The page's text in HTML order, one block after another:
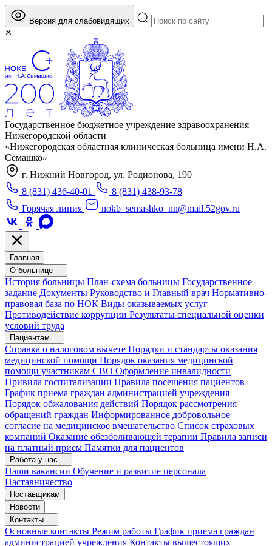
Версия для слабовидящих
Государственное бюджетное учреждение здравоохранения
Нижегородской области
«Нижегородская областная клиническая больница имени Н.А.
Семашко»
г. Нижний Новгород, ул. Родионова, 190
8 (831) 436-40-01
8 (831) 438-93-78
Горячая линия
nokb_semashko_nn@mail.52gov.ru
Главная
О больнице
История больницы План-схема больницы Государственное
задание Документы Руководство и Главный врач Нормативно-
правовая база по НОК Виды оказываемых услуг
Противодействие коррупции Результаты специальной оценки
условий труда
Пациентам
Справка о налоговом вычете Порядки и стандарты оказания
медицинской помощи Порядок оказания медицинской
помощи участникам СВО Оформление инвалидности
Привила госпитализации Правила посещения пациентов
График приема граждан администрацией учреждения
Порядок обжалования действий Порядок рассмотрения
обращений граждан Информированное добровольное
согласие на медицинское вмешательство Список страховых
компаний Оказание обезболивающей терапии Правила записи
на платный прием Памятки для пациентов
Работа у нас
Наши вакансии Обучение и развитие персонала
Наставничество
Поставщикам
Новости
Контакты
Основные контакты Режим работы График приема граждан
администрацией учреждения Контакты вышестоящих